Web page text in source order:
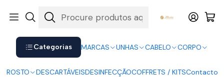
Categorias MARCAS UNHAS CABELO CORPO
ROSTO DESCARTÁVEISDESINFECÇÃOCOFFRETS / KITSContacto
Shop now. Pay later with Klarna.
Victoria Vynn Gel Polish 158